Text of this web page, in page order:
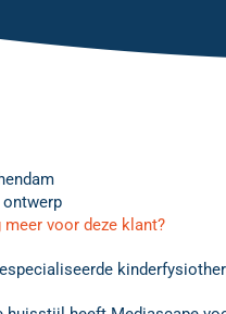
ontwerp
voor deze klant?